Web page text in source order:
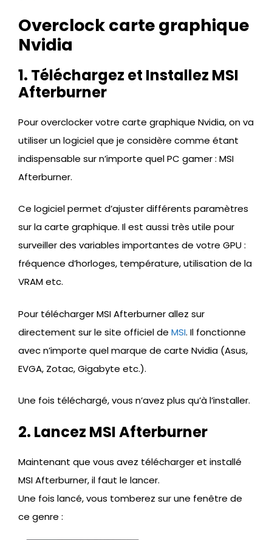
Overclock carte graphique
Nvidia
1. Téléchargez et Installez MSI
Afterburner
Pour overclocker votre carte graphique Nvidia, on va
utiliser un logiciel que je considère comme étant
indispensable sur n’importe quel PC gamer : MSI
Afterburner.
Ce logiciel permet d’ajuster différents paramètres
sur la carte graphique. Il est aussi très utile pour
surveiller des variables importantes de votre GPU :
fréquence d’horloges, température, utilisation de la
VRAM etc.
Pour télécharger MSI Afterburner allez sur
directement sur le site officiel de MSI. Il fonctionne
avec n’importe quel marque de carte Nvidia (Asus,
EVGA, Zotac, Gigabyte etc.).
Une fois téléchargé, vous n’avez plus qu’à l’installer.
2. Lancez MSI Afterburner
Maintenant que vous avez télécharger et installé
MSI Afterburner, il faut le lancer.
Une fois lancé, vous tomberez sur une fenêtre de
ce genre :